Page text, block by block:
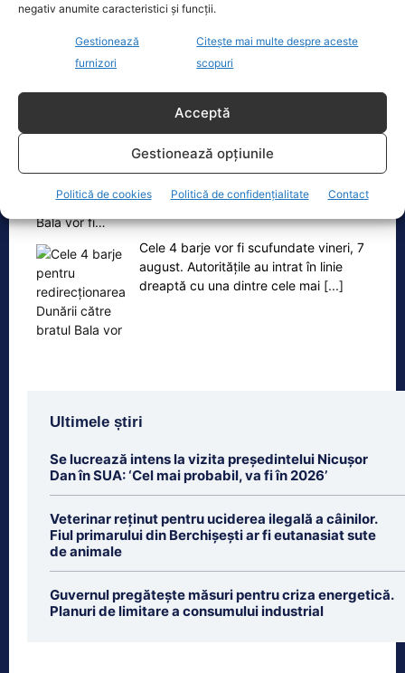
negativ anumite caracteristici și funcții.
Gestionează
furnizori
Citește mai multe despre aceste
scopuri
Acceptă
Gestionează opțiunile
Politică de cookies Politică de confidențialitate Contact
situația energetică a României. „Ideea
e următoarea. Oprești
Cele 4 barje pentru redirecționarea Dunării către brațul
Bala vor fi…
Cele 4 barje vor fi scufundate vineri, 7
august. Autoritățile au intrat în linie
dreaptă cu una dintre cele mai [...]
Ultimele știri
Se lucrează intens la vizita președintelui Nicușor
Dan în SUA: ‘Cel mai probabil, va fi în 2026’
Veterinar reținut pentru uciderea ilegală a câinilor.
Fiul primarului din Berchișești ar fi eutanasiat sute
de animale
Guvernul pregătește măsuri pentru criza energetică.
Planuri de limitare a consumului industrial